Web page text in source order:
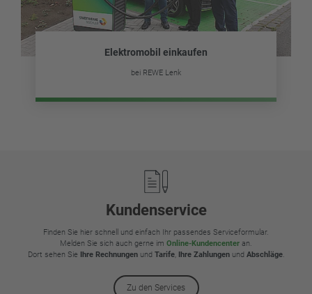
Elektromobil einkaufen
bei REWE Lenk
Kundenservice
Finden Sie hier schnell und einfach Ihr passendes Serviceformular.
Melden Sie sich auch gerne im Online-Kundencenter an.
Dort sehen Sie
Ihre Rechnungenund Tarife, Ihre Zahlungenund Abschläge.
Zu den Services